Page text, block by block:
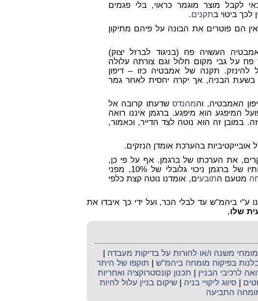
לקבל מוצר מוגמר כראוי, בלי פגמים
ביטוי בתקנים.
הם פוטרים את הבונה על פיהם מתיקון
העשויה פח (בניגוד לברזל יצוק)
על גבי מקום חלול וגם צורתה עלולה
להינזק. תקנה של אמבטיה כזו – דיפון
בשעת הבניה, אך יקרה יחסית לאחר גמר
האמבטיה, והמהנדסשדעתו קרובה אל
המיפגע הוא מיפגע. ברגמן איננו רואה
במובן זה הוא נוטה לצד הדייר, וכאמור,
אובייקטיביות בהערכת אומדן הנזקים.
את הערכתו של ברגמן. אף על פי כן,
ולשם זהירות, החלטתי לנכות מהערכותיו של ברגמן ניכוי גלובלי של 10%, מפני
מטעם התובעים, אומדנו נוטה קצת כלפי
ביהמ"ש עד לבלי הכר, ועל ידי כך איבדו את
שלו.
משנה ו/או להורות על בדיקות מעבדה |
בפיקוח מומחה ביהמ"ש | תוקפו של היתר
לרכיבי הבניין | תכנון קונסטרוקציה ואחריות
| סיווג ליקויי בניה | שיקום בניין עלול להיות
התביעה